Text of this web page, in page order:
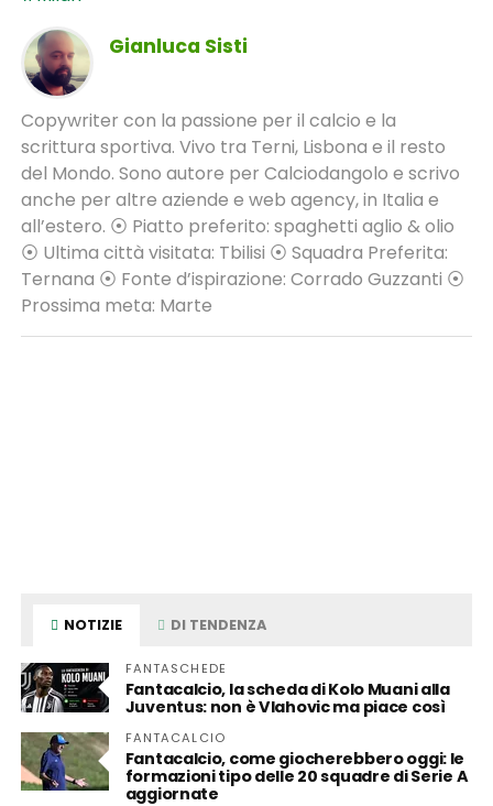
Gianluca Sisti
Copywriter con la passione per il calcio e la
scrittura sportiva. Vivo tra Terni, Lisbona e il resto
del Mondo. Sono autore per Calciodangolo e scrivo
anche per altre aziende e web agency, in Italia e
all’estero. ⦿ Piatto preferito: spaghetti aglio & olio
⦿ Ultima città visitata: Tbilisi ⦿ Squadra Preferita:
Ternana ⦿ Fonte d’ispirazione: Corrado Guzzanti ⦿
Prossima meta: Marte
NOTIZIE DI TENDENZA
FANTASCHEDE
Fantacalcio, la scheda di Kolo Muani alla
Juventus: non è Vlahovic ma piace così
FANTACALCIO
Fantacalcio, come giocherebbero oggi: le
formazioni tipo delle 20 squadre di Serie A
aggiornate